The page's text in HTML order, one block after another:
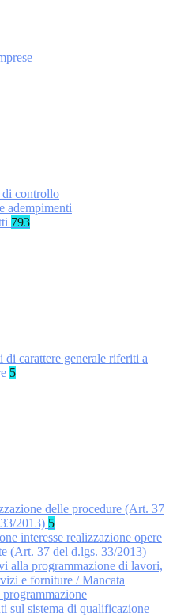
controllo
adempimenti
793
di carattere generale riferiti a
5
delle procedure (Art. 37
2013) 5
interesse realizzazione opere
(Art. 37 del d.lgs. 33/2013)
alla programmazione di lavori,
e forniture / Mancata
programmazione
sul sistema di qualificazione